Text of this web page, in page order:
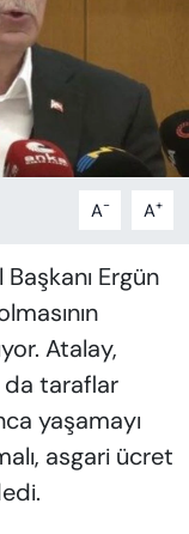
A- A+
Ergün
Atalay,
da taraflar
yaşamayı
asgari ücret